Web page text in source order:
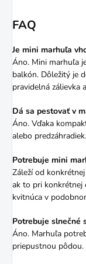
FAQ
Je mini marhuľa
Áno. Mini marhuľa
balkón. Dôležitý je
pravidelná zálievka
Dá sa pestovať v
Áno. Vďaka
alebo predzáhradiek.
Potrebuje mini
Záleží od
ak to pri konkrétnej
kvitnúca v
Potrebuje slnečné
Áno. Marhuľa
priepustnou pôdou.